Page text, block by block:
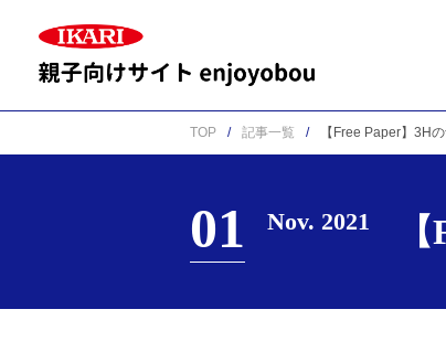
TOP 記事一覧 【Free Paper】3H
01 Nov. 2021